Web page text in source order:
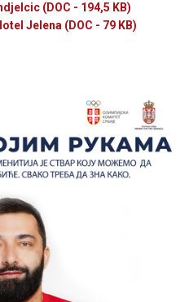
(DOC - 194,5 KB)
Jelena (DOC - 79 KB)